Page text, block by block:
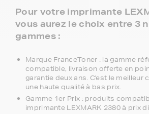
Pour votre imprimante
vous aurez le choix entre 3
gammes :
Marque FranceToner : la gamme
compatible, livraison offerte en
garantie deux ans. C'est le meilleur
une haute qualité à bas prix.
Gamme 1er Prix : produits
imprimante LEXMARK 2380 à prix